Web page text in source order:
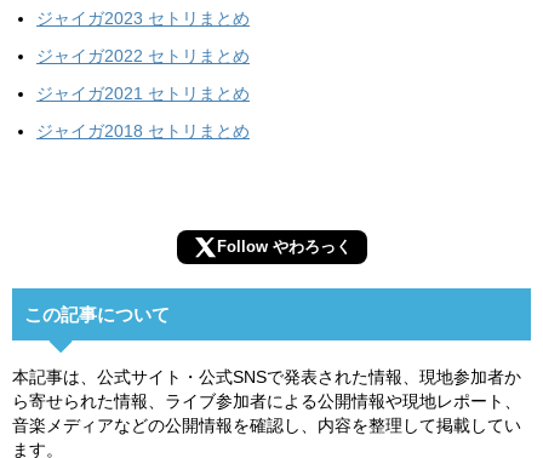
ジャイガ2023 セトリまとめ
ジャイガ2022 セトリまとめ
ジャイガ2021 セトリまとめ
ジャイガ2018 セトリまとめ
Follow やわろっく
この記事について
本記事は、公式サイト・公式SNSで発表された情報、現地参加者か
ら寄せられた情報、ライブ参加者による公開情報や現地レポート、
音楽メディアなどの公開情報を確認し、内容を整理して掲載してい
ます。